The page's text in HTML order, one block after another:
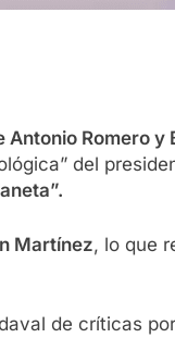
Romero y
del
Martínez, lo que
de críticas